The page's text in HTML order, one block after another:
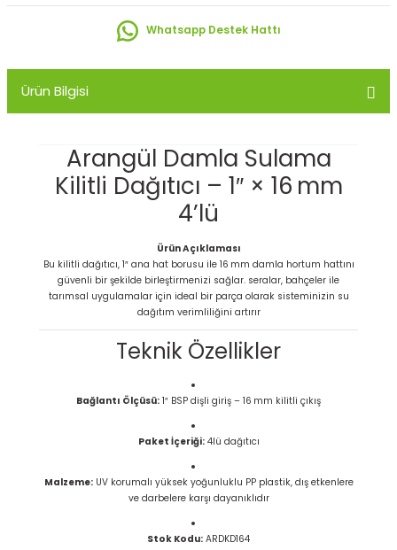
Whatsapp Destek Hattı
Ürün Bilgisi
Arangül Damla Sulama
Kilitli Dağıtıcı – 1″ × 16 mm
4’lü
Ürün Açıklaması
Bu kilitli dağıtıcı, 1″ ana hat borusu ile 16 mm damla hortum hattını
güvenli bir şekilde birleştirmenizi sağlar. seralar, bahçeler ile
tarımsal uygulamalar için ideal bir parça olarak sisteminizin su
dağıtım verimliliğini artırır
Teknik Özellikler
Bağlantı Ölçüsü: 1″ BSP dişli giriş – 16 mm kilitli çıkış
Paket İçeriği:4lü dağıtıcı
Malzeme:UV korumalı yüksek yoğunluklu PP plastik, dış etkenlere
ve darbelere karşı dayanıklıdır
Stok Kodu: ARDKD164